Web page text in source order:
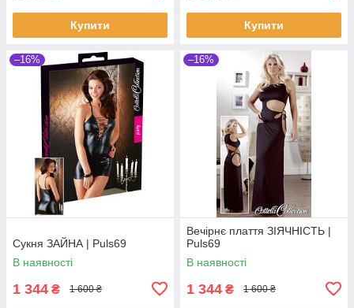
Купити Купити
–16%
Сукня ЗАЙНА | Puls69
В наявності
1 344 ₴ 1 600 ₴
–16%
Вечірнє плаття ЗІЯЧНІСТЬ |
Puls69
В наявності
1 344 ₴ 1 600 ₴